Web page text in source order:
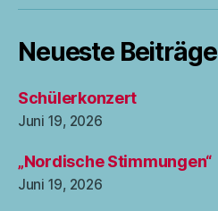
Neueste Beiträge
Schülerkonzert
Juni 19, 2026
„Nordische Stimmungen“
Juni 19, 2026